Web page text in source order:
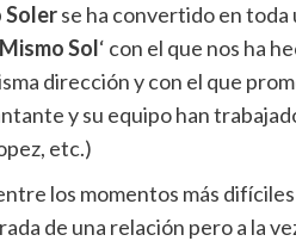
se ha convertido en toda
Sol‘ con el que nos ha
dirección y con el que
y su equipo han
etc.)
los momentos más
de una relación pero a la